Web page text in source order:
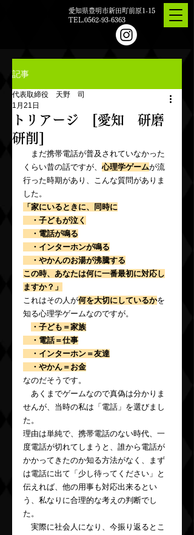
愛知県豊明市新田町前原1-15
TEL.0562-93-6363
記事
トリアージ [愛知 研磨
研削]
代表取締役 天野 司
1月21日
まだ携帯電話が普及されていなかった
くらい昔の話ですが、心理学ゲームが流
行った時期があり、こんな質問がありま
した。
「家にいるときに、同時に
・子どもが泣く
・電話が鳴る
・インターホンが鳴る
・やかんのお湯が沸騰する
この時、あなたは何に一番最初に対応し
ますか？」
これはその人が何を大切にしているかを
知る心理学ゲームなのですが。
・子ども＝家族
・電話＝仕事
・インターホン＝友達
・やかん＝お金
なのだそうです。
あくまでゲームなので真偽は分かりま
せんが、当時の私は「電話」を選びまし
た。
理由は単純で、携帯電話のない時代、一
度電話が切れてしまうと、誰から電話が
かかってきたのか知る方法がなく、まず
は電話に出て「少し待ってください」と
伝えれば、他の用事も対応出来るとい
う、私なりに合理的な考えの判断でし
た。
実際に社会人になり、今振り返るとこ